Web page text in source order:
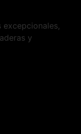
excepcionales,
y